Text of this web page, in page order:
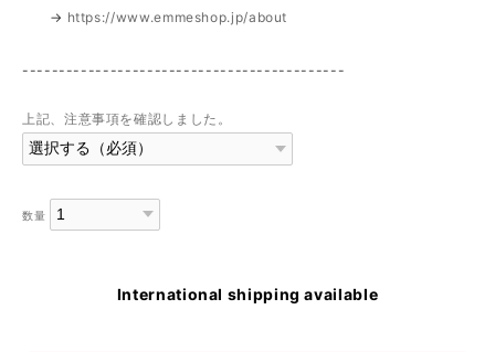
→ https://www.emmeshop.jp/about
--------------------------------------------
上記、注意事項を確認しました。
数量
International shipping available